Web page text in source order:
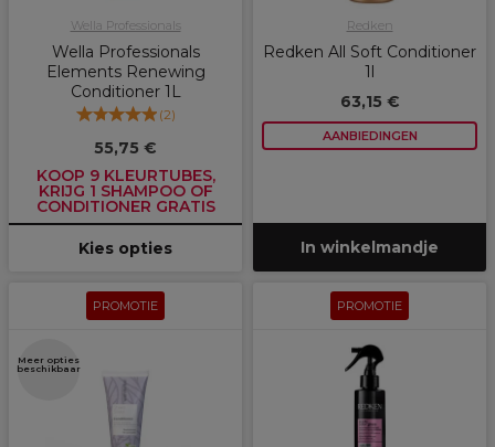
Wella Professionals
Wella Professionals
Elements Renewing
Conditioner 1L
(2)
55,75 €
KOOP 9 KLEURTUBES,
KRIJG 1 SHAMPOO OF
CONDITIONER GRATIS
Kies opties
Redken
Redken All Soft Conditioner
1l
63,15 €
AANBIEDINGEN
In winkelmandje
PROMOTIE
Meer opties
beschikbaar
PROMOTIE